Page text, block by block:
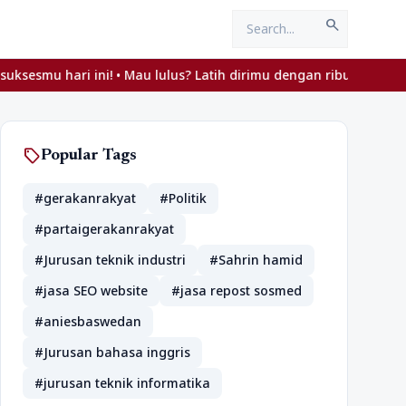
search
ini! • Mau lulus? Latih dirimu dengan ribuan soal akurat di
sellPopular Tags
#gerakanrakyat
#Politik
#partaigerakanrakyat
#Jurusan teknik industri
#Sahrin hamid
#jasa SEO website
#jasa repost sosmed
#aniesbaswedan
#Jurusan bahasa inggris
#jurusan teknik informatika